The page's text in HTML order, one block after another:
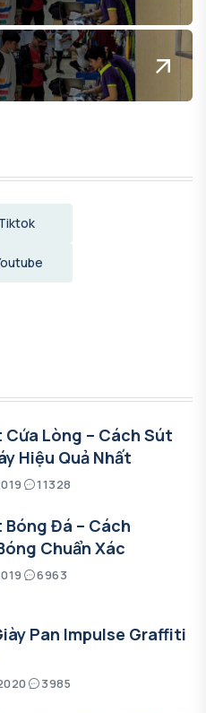
Cứa Lòng – Cách Sút
Hiệu Quả Nhất
11328
Bóng Đá – Cách
Chuẩn Xác
6963
Pan Impulse Graffiti
3985